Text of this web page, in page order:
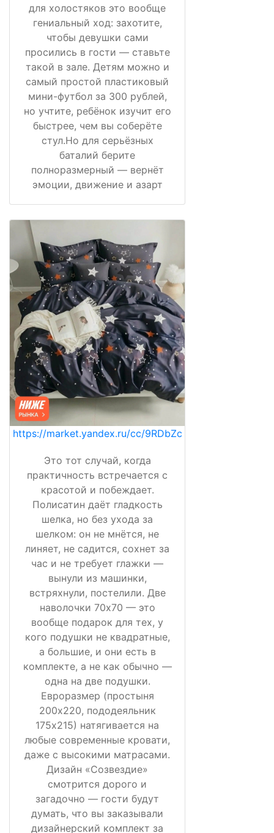
для холостяков это вообще
гениальный ход: захотите,
чтобы девушки сами
просились в гости — ставьте
такой в зале. Детям можно и
самый простой пластиковый
мини-футбол за 300 рублей,
но учтите, ребёнок изучит его
быстрее, чем вы соберёте
стул.Но для серьёзных
баталий берите
полноразмерный — вернёт
эмоции, движение и азарт
https://market.yandex.ru/cc/9RDbZc
Это тот случай, когда
практичность встречается с
красотой и побеждает.
Полисатин даёт гладкость
шелка, но без ухода за
шелком: он не мнётся, не
линяет, не садится, сохнет за
час и не требует глажки —
вынули из машинки,
встряхнули, постелили. Две
наволочки 70х70 — это
вообще подарок для тех, у
кого подушки не квадратные,
а большие, и они есть в
комплекте, а не как обычно —
одна на две подушки.
Евроразмер (простыня
200х220, пододеяльник
175х215) натягивается на
любые современные кровати,
даже с высокими матрасами.
Дизайн «Созвездие»
смотрится дорого и
загадочно — гости будут
думать, что вы заказывали
дизайнерский комплект за